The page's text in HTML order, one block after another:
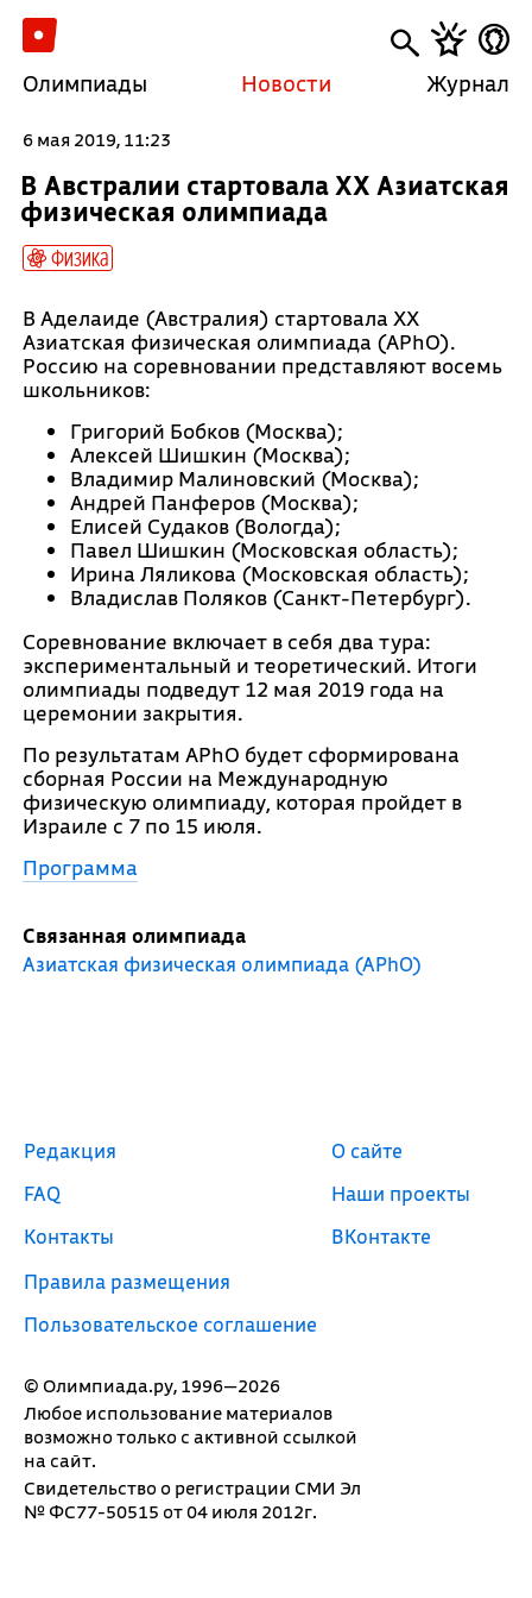
Олимпиады Новости Журнал
6 мая 2019, 11:23
В Австралии стартовала XX Азиатская
физическая олимпиада
Физика
В Аделаиде (Австралия) стартовала XX
Азиатская физическая олимпиада (APhO).
Россию на соревновании представляют восемь
школьников:
Григорий Бобков (Москва);
Алексей Шишкин (Москва);
Владимир Малиновский (Москва);
Андрей Панферов (Москва);
Елисей Судаков (Вологда);
Павел Шишкин (Московская область);
Ирина Ляликова (Московская область);
Владислав Поляков (Санкт-Петербург).
Соревнование включает в себя два тура:
экспериментальный и теоретический. Итоги
олимпиады подведут 12 мая 2019 года на
церемонии закрытия.
По результатам APhO будет сформирована
сборная России на Международную
физическую олимпиаду, которая пройдет в
Израиле с 7 по 15 июля.
Программа
Связанная олимпиада
Азиатская физическая олимпиада (APhO)
© Олимпиада.ру, 1996—2026
Любое использование материалов
возможно только с активной ссылкой
на сайт.
Свидетельство о регистрации СМИ Эл
№ ФС77-50515 от 04 июля 2012г.
Редакция
FAQ
Контакты
Правила размещения
Пользовательское соглашение
О сайте
Наши проекты
ВКонтакте